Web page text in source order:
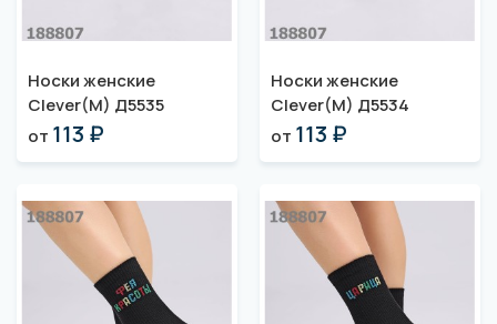
Носки женские
Clever(M) Д5535
от 113 ₽
Носки женские
Clever(M) Д5534
от 113 ₽